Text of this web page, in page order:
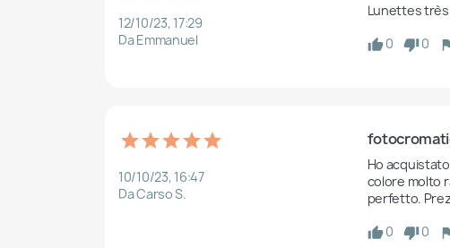
12/10/23, 17:29
Da Emmanuel
Lunettes
0
0
10/10/23, 16:47
Da Carso S.
Ho
colore molto
perfetto.
0
0